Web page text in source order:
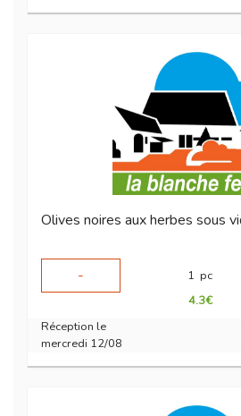
Olives noires aux herbes sous
-
1 pc
4.3€
Réception le
mercredi 12/08